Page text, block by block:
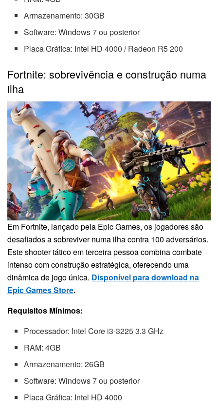
Armazenamento: 30GB
Software: Windows 7 ou posterior
Placa Gráfica: Intel HD 4000 / Radeon R5 200
Fortnite: sobrevivência e construção numa
ilha
Em Fortnite, lançado pela Epic Games, os jogadores são
desafiados a sobreviver numa ilha contra 100 adversários.
Este shooter tático em terceira pessoa combina combate
intenso com construção estratégica, oferecendo uma
dinâmica de jogo única. Disponível para download na
Epic Games Store.
Requisitos Mínimos:
Processador: Intel Core i3-3225 3.3 GHz
RAM: 4GB
Armazenamento: 26GB
Software: Windows 7 ou posterior
Placa Gráfica: Intel HD 4000